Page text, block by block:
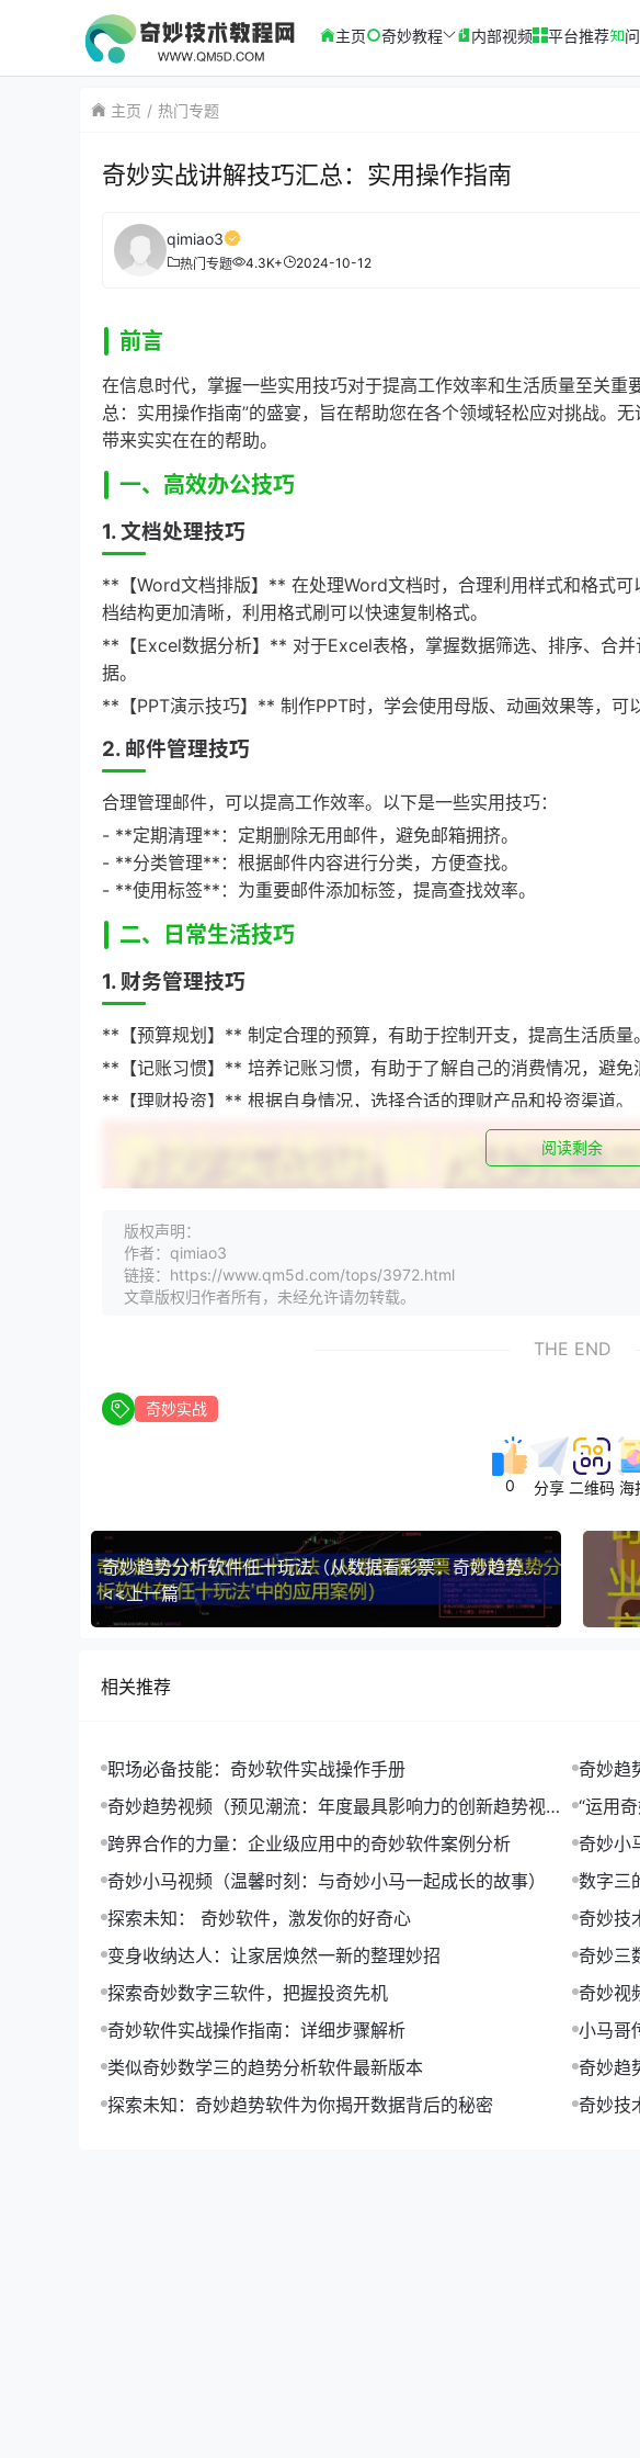
主页 奇妙教程 内部视频 平台推荐
主页 热门专题
奇妙实战讲解技巧汇总：实用操作指南
qimiao3
热门专题 4.3K+ 2024-10-12
前言
在信息时代，掌握一些实用技巧对于提高工作效率和生活质量至关重
总：实用操作指南”的盛宴，旨在帮助您在各个领域轻松应对挑战。
带来实实在在的帮助。
一、高效办公技巧
1. 文档处理技巧
**【Word文档排版】** 在处理Word文档时，合理利用样式和格式
档结构更加清晰，利用格式刷可以快速复制格式。
**【Excel数据分析】** 对于Excel表格，掌握数据筛选、排序、合
据。
**【PPT演示技巧】** 制作PPT时，学会使用母版、动画效果等，可
2. 邮件管理技巧
合理管理邮件，可以提高工作效率。以下是一些实用技巧：
- **定期清理**：定期删除无用邮件，避免邮箱拥挤。
- **分类管理**：根据邮件内容进行分类，方便查找。
- **使用标签**：为重要邮件添加标签，提高查找效率。
二、日常生活技巧
1. 财务管理技巧
**【预算规划】** 制定合理的预算，有助于控制开支，提高生活质量。
**【记账习惯】** 培养记账习惯，有助于了解自己的消费情况，避免
**【理财投资】** 根据自身情况，选择合适的理财产品和投资渠道。
**【规律作息】** 保证充足的睡眠，有助于提高免疫力，预防疾病。
**【运动锻炼】** 选择适合自己的运动方式，坚持锻炼，保持身体健
以下是一个关于高效办公技巧的案例分析：
理，提高了工作效率。
**总结**：通过学习并运用高效办公技巧，小李成功提升了工作效率
以上就是我们为大家带来的“奇妙实战讲解技巧汇总：实用操作指南”
能游刃有余。
阅读剩余
版权声明：
作者：qimiao3
链接：https://www.qm5d.com/tops/3972.html
文章版权归作者所有，未经允许请勿转载。
THE END
奇妙实战
0 分享 二维码 海
奇妙趋势分析软件任十玩法（从数据看彩票：奇妙趋势分析软件在'任十玩法'中的应用案例）
<<上一篇
相关推荐
职场必备技能：奇妙软件实战操作手册
奇妙趋
奇妙趋势视频（预见潮流：年度最具影响力的创新趋势视频
分享）
“运用
跨界合作的力量：企业级应用中的奇妙软件案例分析
奇妙小
奇妙小马视频（温馨时刻：与奇妙小马一起成长的故事）
数字三
探索未知： 奇妙软件，激发你的好奇心
奇妙技
变身收纳达人：让家居焕然一新的整理妙招
奇妙三
探索奇妙数字三软件，把握投资先机
奇妙视
奇妙软件实战操作指南：详细步骤解析
小马哥
类似奇妙数学三的趋势分析软件最新版本
奇妙趋
探索未知：奇妙趋势软件为你揭开数据背后的秘密
奇妙技